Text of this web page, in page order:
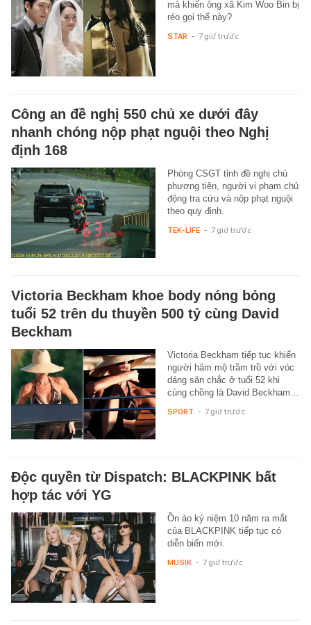
mà khiến ông xã Kim Woo Bin bị
réo gọi thế này?
STAR - 7 giờ trước
Công an đề nghị 550 chủ xe dưới đây
nhanh chóng nộp phạt nguội theo Nghị
định 168
Phòng CSGT tỉnh đề nghị chủ
phương tiện, người vi phạm chủ
động tra cứu và nộp phạt nguội
theo quy định.
TEK-LIFE - 7 giờ trước
Victoria Beckham khoe body nóng bỏng
tuổi 52 trên du thuyền 500 tỷ cùng David
Beckham
Victoria Beckham tiếp tục khiến
người hâm mộ trầm trồ với vóc
dáng săn chắc ở tuổi 52 khi
cùng chồng là David Beckham…
SPORT - 7 giờ trước
Độc quyền từ Dispatch: BLACKPINK bất
hợp tác với YG
Ồn ào kỷ niệm 10 năm ra mắt
của BLACKPINK tiếp tục có
diễn biến mới.
MUSIK - 7 giờ trước